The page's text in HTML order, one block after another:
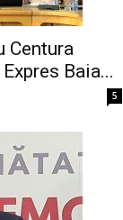
Centura
Baia...
5